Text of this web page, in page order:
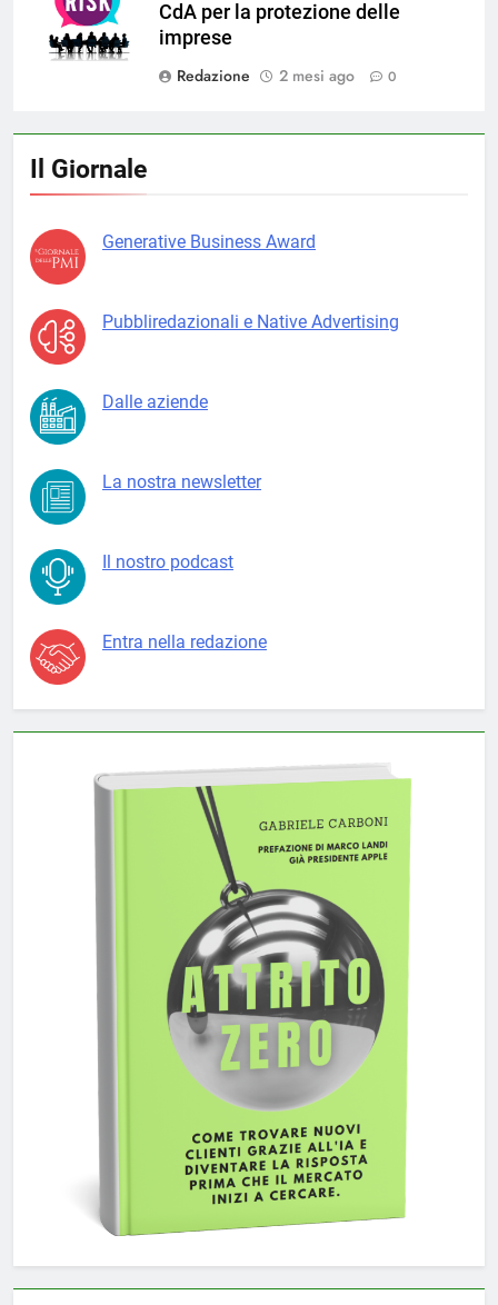
CdA per la protezione delle
imprese
Redazione
2 mesi ago 0
Il Giornale
Generative Business Award
Pubbliredazionali e Native Advertising
Dalle aziende
La nostra newsletter
Il nostro podcast
Entra nella redazione